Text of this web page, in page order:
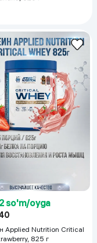
so'm/oyga
Applied Nutrition Critical
825 г